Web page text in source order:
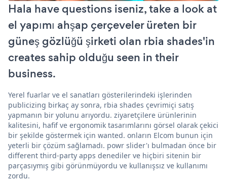
Hala have questions iseniz, take a look at
el yapımı ahşap çerçeveler üreten bir
güneş gözlüğü şirketi olan rbia shades'in
creates sahip olduğu seen in their
business.
Yerel fuarlar ve el sanatları gösterilerindeki işlerinden
publicizing birkaç ay sonra, rbia shades çevrimiçi satış
yapmanın bir yolunu arıyordu. ziyaretçilere ürünlerinin
kalitesini, hafif ve ergonomik tasarımlarını görsel olarak çekici
bir şekilde göstermek için wanted. onların Elcom bunun için
yeterli bir çözüm sağlamadı. powr slider'ı bulmadan önce bir
different third-party apps denediler ve hiçbiri sitenin bir
parçasıymış gibi görünmüyordu ve kullanışsız ve kullanımı
zordu.